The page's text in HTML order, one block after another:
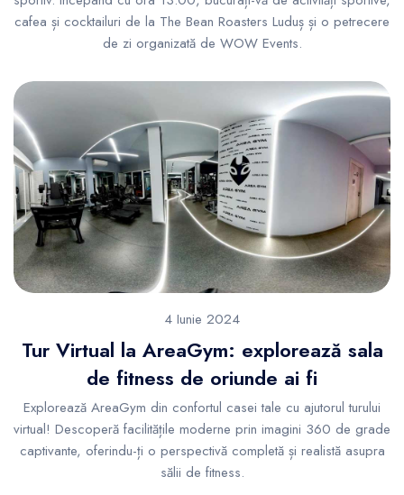
cafea și cocktailuri de la The Bean Roasters Luduș și o petrecere
de zi organizată de WOW Events.
4 Iunie 2024
Tur Virtual la AreaGym: explorează sala
de fitness de oriunde ai fi
Explorează AreaGym din confortul casei tale cu ajutorul turului
virtual! Descoperă facilitățile moderne prin imagini 360 de grade
captivante, oferindu-ți o perspectivă completă și realistă asupra
sălii de fitness.